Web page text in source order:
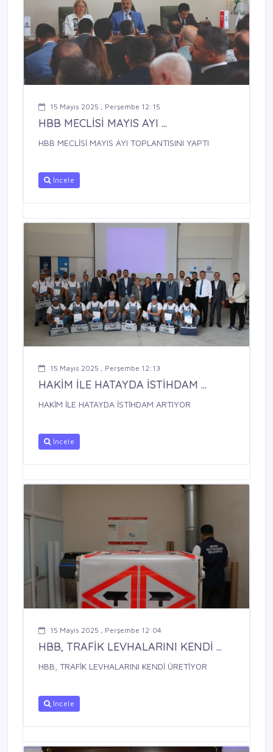
15 Mayıs 2025 , Perşembe 12:15
HBB MECLİSİ MAYIS AYI ...
HBB MECLİSİ MAYIS AYI TOPLANTISINI YAPTI
İncele
15 Mayıs 2025 , Perşembe 12:13
HAKİM İLE HATAYDA İSTİHDAM ...
HAKİM İLE HATAYDA İSTİHDAM ARTIYOR
İncele
15 Mayıs 2025 , Perşembe 12:04
HBB, TRAFİK LEVHALARINI KENDİ ...
HBB, TRAFİK LEVHALARINI KENDİ ÜRETİYOR
İncele